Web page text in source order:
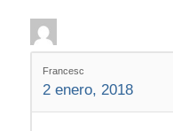
Francesc
2 enero, 2018